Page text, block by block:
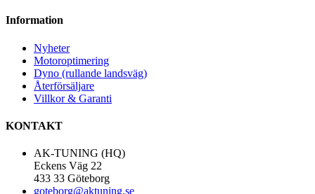
Information
Nyheter
Motoroptimering
Dyno (rullande landsväg)
Återförsäljare
Villkor & Garanti
KONTAKT
AK-TUNING (HQ)
Eckens Väg 22
433 33 Göteborg
goteborg@aktuning.se